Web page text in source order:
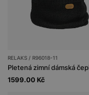
RELAKS / R96018-11
1599.00 Kč